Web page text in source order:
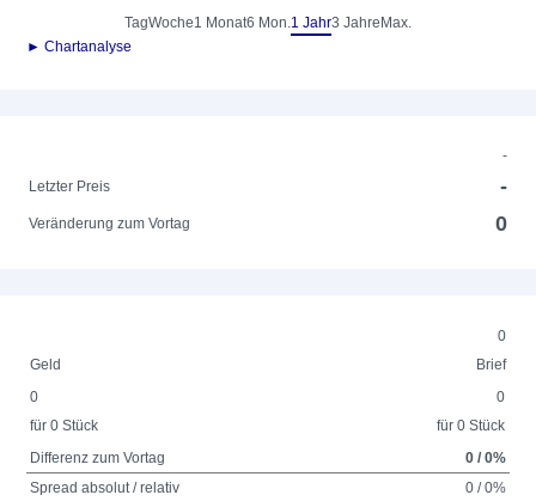
TagWoche1 Monat6 Mon.1 Jahr3 Jahre Max.
► Chartanalyse
-
Letzter Preis
-
Veränderung zum Vortag 0
0
Geld
Brief
0
für 0 Stück
0
für 0 Stück
Differenz zum Vortag
0 / 0%
Spread absolut / relativ
0 / 0%